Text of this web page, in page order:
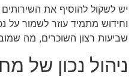
יש לשקול להוסיף את
וחידוש מתמיד עוזר לשמור על
שביעות רצון השוכרים, מה
ניהול נכון של